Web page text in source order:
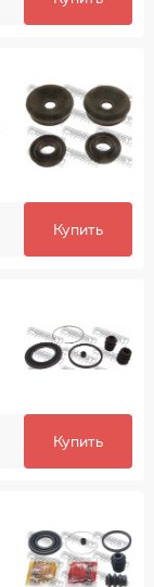
Купить
Купить